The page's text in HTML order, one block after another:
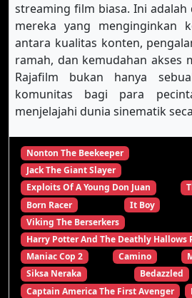
streaming film biasa. Ini adalah
mereka yang menginginkan
antara kualitas konten,
ramah, dan kemudahan akses
Rajafilm bukan hanya
komunitas bagi para
menjelajahi dunia sinematik
Nonton The Beekeeper
Jack The Giant Slayer
Exploits Of A Young Don Juan
Born Racer
It Boy
Viking The Berserkers
Harry Potter And The Deathly Hallows
Maniac Cop 2
Camino
Siksa Neraka
Bedazzled
Captain America The First Avenger